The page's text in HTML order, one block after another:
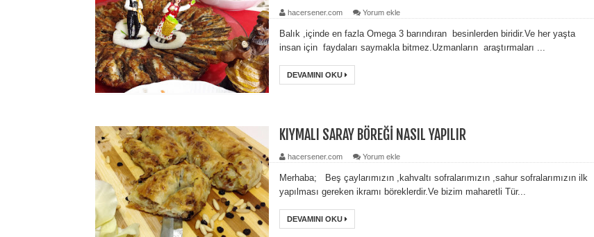
hacersener.com Yorum ekle
Balık ,içinde en fazla Omega 3 barındıran besinlerden biridir.Ve her yaşta
insan için faydaları saymakla bitmez.Uzmanların araştırmaları ...
DEVAMINI OKU
KIYMALI SARAY BÖREĞİ NASIL YAPILIR
hacersener.com Yorum ekle
Merhaba; Beş çaylarımızın ,kahvaltı sofralarımızın ,sahur sofralarımızın ilk
yapılması gereken ikramı böreklerdir.Ve bizim maharetli Tür...
DEVAMINI OKU